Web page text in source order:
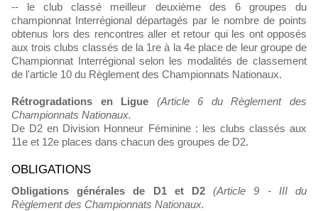
-- le club classé meilleur deuxième des 6 groupes du
championnat Interrégional départagés par le nombre de points
obtenus lors des rencontres aller et retour qui les ont opposés
aux trois clubs classés de la 1re à la 4e place de leur groupe de
Championnat Interrégional selon les modalités de classement
de l'article 10 du Règlement des Championnats Nationaux.
Rétrogradations en Ligue
(Article 6 du Règlement des
Championnats Nationaux.
De D2 en Division Honneur Féminine : les clubs classés aux
11e et 12e places dans chacun des groupes de D2.
OBLIGATIONS
Obligations générales de D1 et D2
(Article 9 - III du
Règlement des Championnats Nationaux.